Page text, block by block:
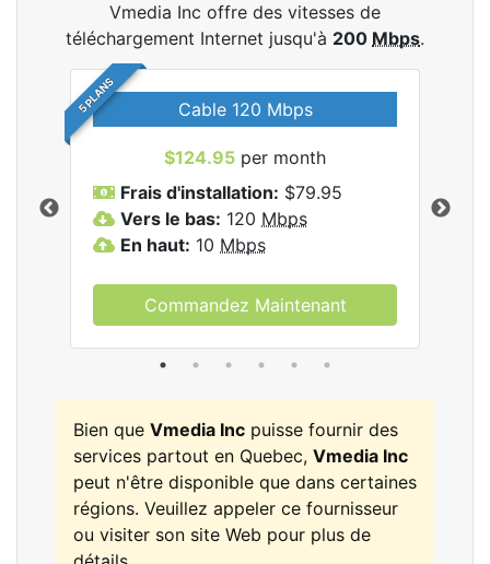
Vmedia Inc offre des vitesses de
téléchargement Internet jusqu'à 200 Mbps.
5 PLANS Cable 120 Mbps
$124.95 per month
Frais d'installation: $79.95
Vers le bas: 120 Mbps
En haut: 10 Mbps
Commandez Maintenant
Bien que Vmedia Inc puisse fournir des
services partout en Quebec, Vmedia Inc
peut n'être disponible que dans certaines
régions. Veuillez appeler ce fournisseur
ou visiter son site Web pour plus de